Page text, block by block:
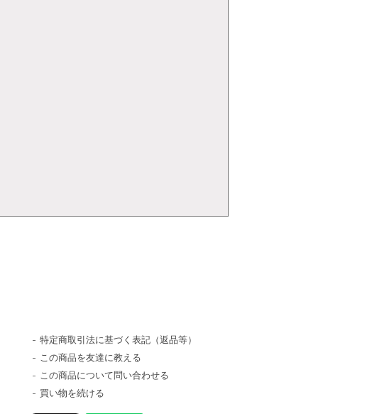
特定商取引法に基づく表記（返品等）
この商品を友達に教える
この商品について問い合わせる
買い物を続ける